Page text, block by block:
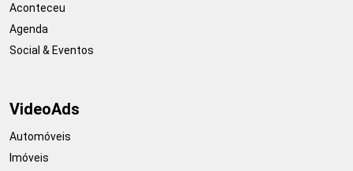
Aconteceu
Agenda
Social & Eventos
VideoAds
Automóveis
Imóveis